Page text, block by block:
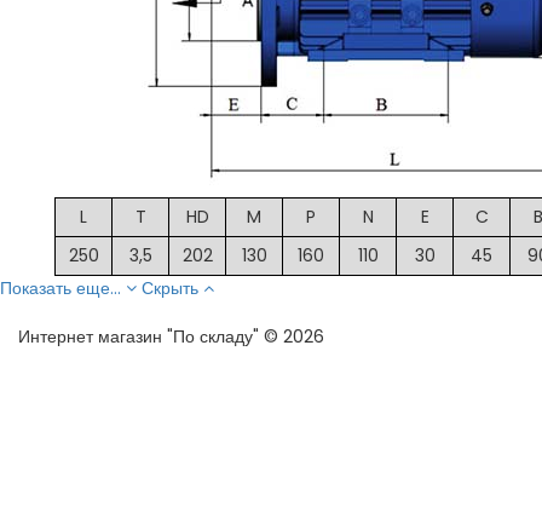
L T HD M P N E C
B
250
3,5 202 130 160 110 30 45
Показать еще...
Скрыть
Интернет магазин "По складу" © 2026